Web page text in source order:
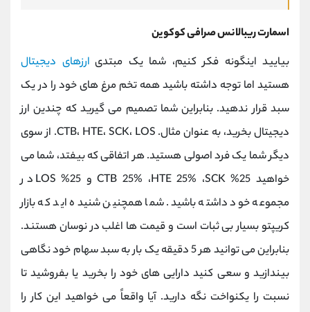
اسمارت ریبالانس صرافی کوکوین
بیایید اینگونه فکر کنیم، شما یک مبتدی ارزهای دیجیتال
هستید اما توجه داشته باشید همه تخم مرغ های خود را در یک
سبد قرار ندهید. بنابراین شما تصمیم می گیرید که چندین ارز
دیجیتال بخرید، به عنوان مثال. CTB، HTE، SCK، LOS. از سوی
دیگر شما یک فرد اصولی هستید. هر اتفاقی که بیفتد، شما می
خواهید 25% CTB 25% ،HTE 25% ،SCK و 25% LOS در
مجموعه خود داشته باشید. شما همچنین شنیده اید که بازار
کریپتو بسیار بی ثبات است و قیمت ها اغلب در نوسان هستند.
بنابراین می توانید هر 5 دقیقه یک بار به سبد سهام خود نگاهی
بیندازید و سعی کنید دارایی های خود را بخرید یا بفروشید تا
نسبت را یکنواخت نگه دارید. آیا واقعاً می خواهید این کار را